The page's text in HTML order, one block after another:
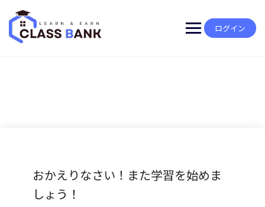
content
ログイン
おかえりなさい！また学習を始めま
しょう！